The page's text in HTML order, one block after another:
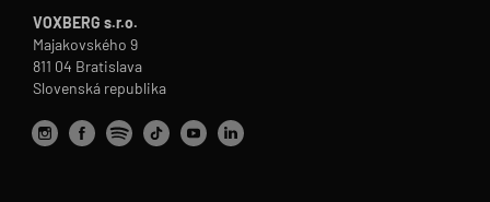
VOXBERG s.r.o.
Majakovského 9
811 04 Bratislava
Slovenská republika